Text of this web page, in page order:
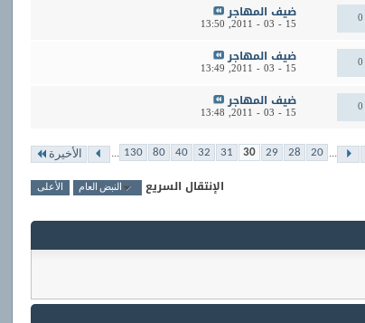
0 ضيف المهاجر
15 - 03 - 2011,
13:50
0 ضيف المهاجر
15 - 03 - 2011,
13:49
0 ضيف المهاجر
15 - 03 - 2011,
13:48
...
20
28
29
30
31
32
40
80
130
... الأخيرة
الإنتقال السريع النبض العام الأعلى